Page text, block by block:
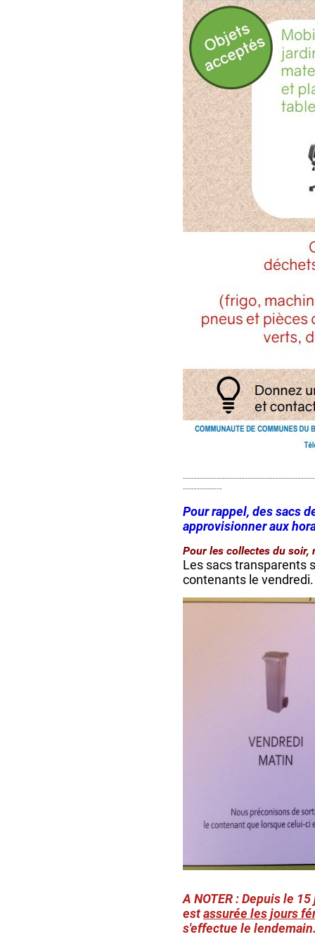
--------------
Pour rappel, des sacs
approvisionner aux
Pour les collectes du
Les sacs transparents
contenants le
A NOTER : Depuis le
estassurée les jours
s'effectue le